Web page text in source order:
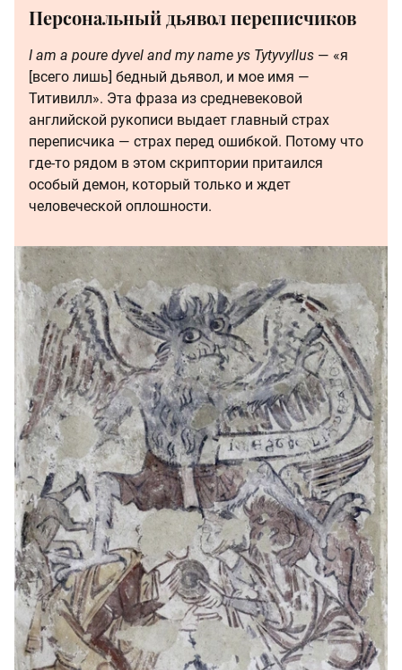
Персональный дьявол переписчиков
I am a poure dyvel and my name ys Tytyvyllus — «я
[всего лишь] бедный дьявол, и мое имя —
Титивилл». Эта фраза из средневековой
английской рукописи выдает главный страх
переписчика — страх перед ошибкой. Потому что
где-то рядом в этом скриптории притаился
особый демон, который только и ждет
человеческой оплошности.